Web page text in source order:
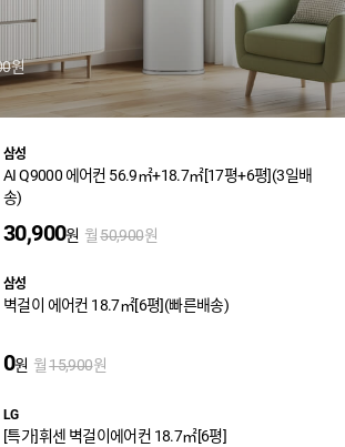
원
삼성
AI Q9000 에어컨 56.9㎡+18.7㎡[17평+6평](3일배
송)
30,900원 월 50,900원
삼성
벽걸이 에어컨 18.7㎡[6평](빠른배송)
0원 월 15,900원
LG
[특가]휘센 벽걸이에어컨 18.7㎡[6평]